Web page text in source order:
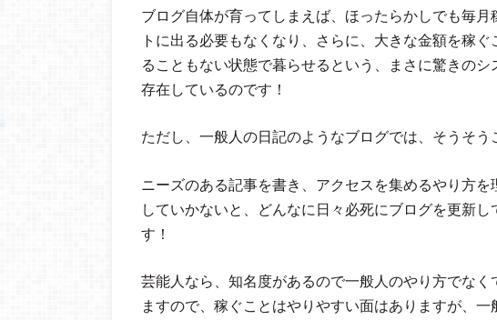
ブログ自体が育ってしまえば、ほったらかしでも毎
トに出る必要もなくなり、さらに、大きな金額を稼
ることもない状態で暮らせるという、まさに驚きの
存在しているのです！
ただし、一般人の日記のようなブログでは、そうそう
ニーズのある記事を書き、アクセスを集めるやり方
していかないと、どんなに日々必死にブログを更新
す！
芸能人なら、知名度があるので一般人のやり方でな
ますので、稼ぐことはやりやすい面はありますが、